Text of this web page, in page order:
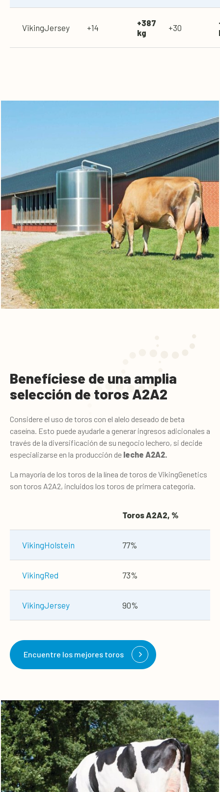
VikingJersey +14
+387
kg
+30
Benefíciese de una amplia
selección de toros A2A2
Considere el uso de toros con el alelo deseado de beta
caseína. Esto puede ayudarle a generar ingresos adicionales a
través de la diversificación de su negocio lechero, si decide
especializarse en la producción de leche A2A2.
La mayoría de los toros de la línea de toros de VikingGenetics
son toros A2A2, incluidos los toros de primera categoría.
Toros A2A2, %
VikingHolstein 77%
VikingRed 73%
VikingJersey 90%
Encuentre los mejores toros